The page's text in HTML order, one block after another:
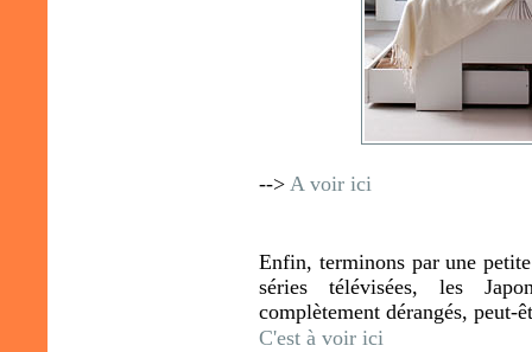
--> A voir ici
Enfin, terminons par une
séries télévisées, les
complètement dérangés, peut-
C'est à voir ici